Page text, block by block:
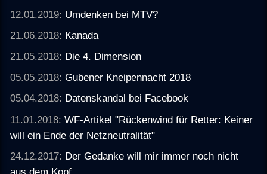
12.01.2019: Umdenken bei MTV?
21.06.2018: Kanada
21.05.2018: Die 4. Dimension
05.05.2018:Gubener Kneipennacht 2018
05.04.2018: Datenskandal bei Facebook
11.01.2018:WF-Artikel "Rückenwind für Retter: Keiner
will ein Ende der Netzneutralität"
24.12.2017: Der Gedanke will mir immer noch nicht
aus dem Kopf